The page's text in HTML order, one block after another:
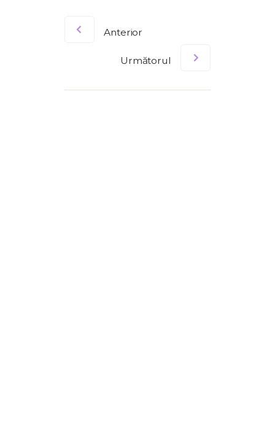
Anterior
Următorul